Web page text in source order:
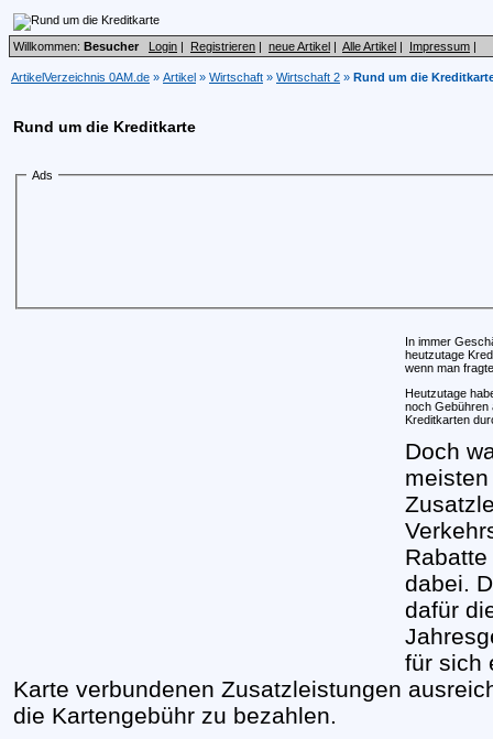
Willkommen: Besucher Login | Registrieren | neue Artikel | Alle Artikel | Impressum |
ArtikelVerzeichnis 0AM.de » Artikel » Wirtschaft » Wirtschaft 2 » Rund um die
Rund um die Kreditkarte
Ads
In immer
heutzutage
wenn man
Heutzutage
noch Gebühren
Kreditkarten
Doch
dabei.
dafür
für sich
Karte verbundenen Zusatzleistungen
die Kartengebühr zu bezahlen.